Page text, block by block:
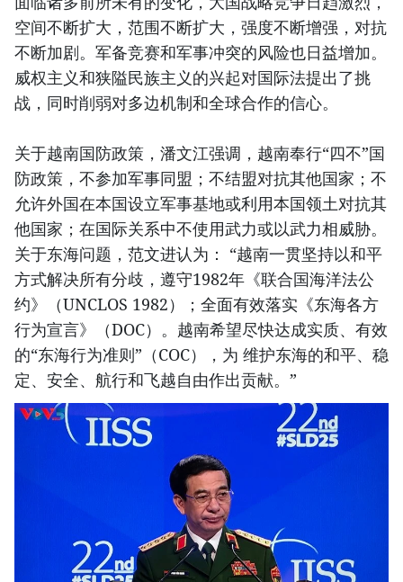
空间不断扩大，范围不断扩大，强度不断增强，对抗
不断加剧。军备竞赛和军事冲突的风险也日益增加。
威权主义和狭隘民族主义的兴起对国际法提出了挑
战，同时削弱对多边机制和全球合作的信心。
关于越南国防政策，潘文江强调，越南奉行“四不”国
防政策，不参加军事同盟；不结盟对抗其他国家；不
允许外国在本国设立军事基地或利用本国领土对抗其
他国家；在国际关系中不使用武力或以武力相威胁。
关于东海问题，范文进认为： “越南一贯坚持以和平
方式解决所有分歧，遵守1982年《联合国海洋法公
约》（UNCLOS 1982）；全面有效落实《东海各方
行为宣言》（DOC）。越南希望尽快达成实质、有效
的“东海行为准则”（COC），为 维护东海的和平、稳
定、安全、航行和飞越自由作出贡献。”